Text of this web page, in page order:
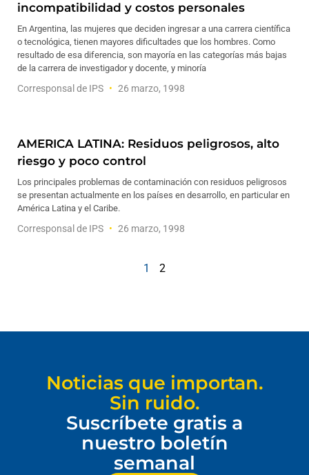
incompatibilidad y costos personales
En Argentina, las mujeres que deciden ingresar a una carrera científica
o tecnológica, tienen mayores dificultades que los hombres. Como
resultado de esa diferencia, son mayoría en las categorías más bajas
de la carrera de investigador y docente, y minoría
Corresponsal de IPS 26 marzo, 1998
AMERICA LATINA: Residuos peligrosos, alto
riesgo y poco control
Los principales problemas de contaminación con residuos peligrosos
se presentan actualmente en los países en desarrollo, en particular en
América Latina y el Caribe.
Corresponsal de IPS 26 marzo, 1998
1 2
Noticias que importan.
Sin ruido.
Suscríbete gratis a
nuestro boletín
semanal